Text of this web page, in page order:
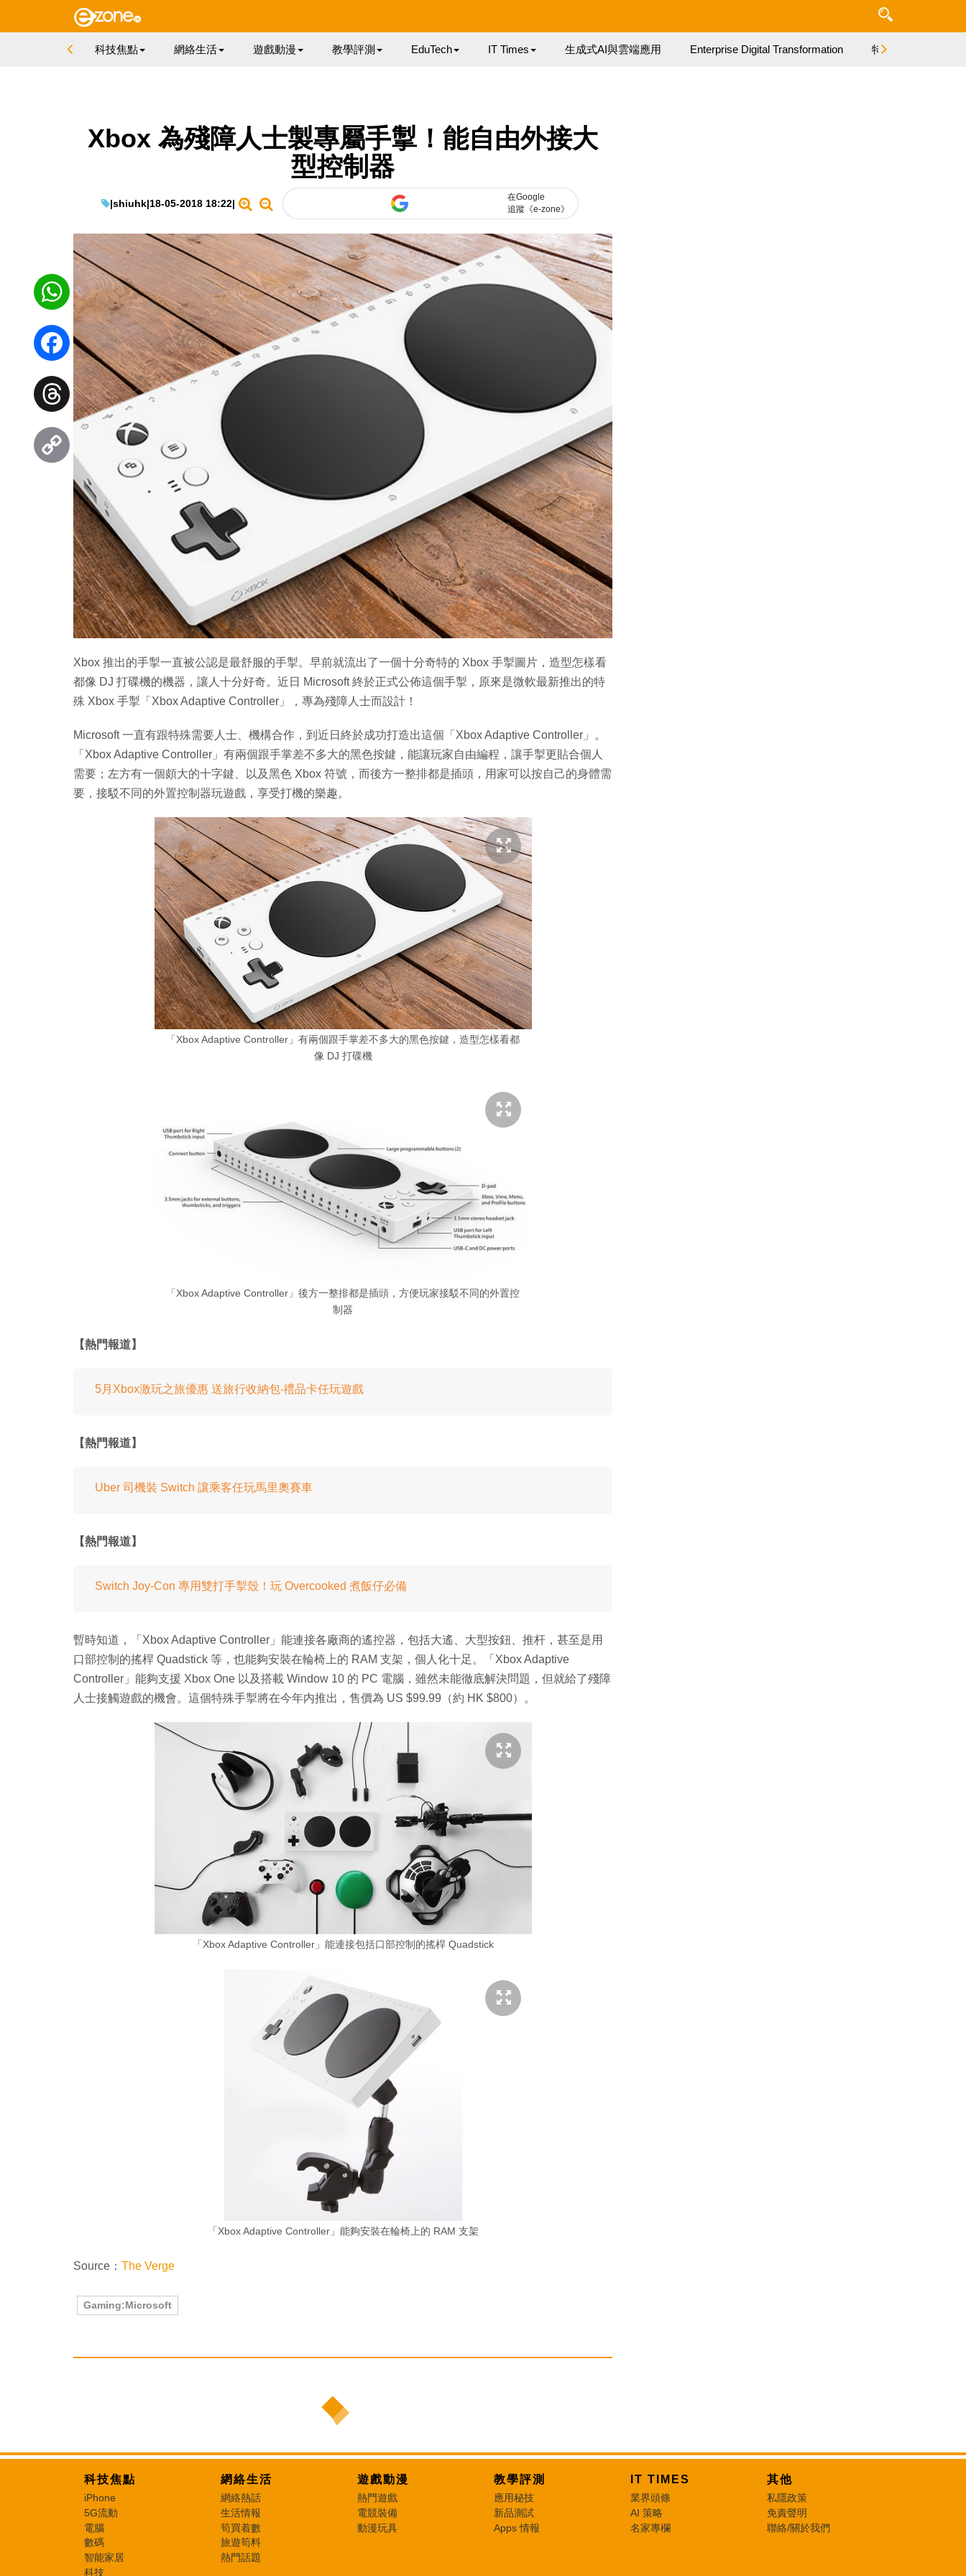
科技焦點 網絡生活 遊戲動漫 教學評測 EduTech IT Times 生成式AI與雲端應用 Enterprise Digital Transformation 特集
Xbox 為殘障人士製專屬手掣！能自由外接大
型控制器
|shiuhk|18-05-2018 18:22|
在Google
追蹤《e-zone》
Xbox 推出的手掣一直被公認是最舒服的手掣。早前就流出了一個十分奇特的 Xbox 手掣圖片，造型怎樣看
都像 DJ 打碟機的機器，讓人十分好奇。近日 Microsoft 終於正式公佈這個手掣，原來是微軟最新推出的特
殊 Xbox 手掣「Xbox Adaptive Controller」，專為殘障人士而設計！
Microsoft 一直有跟特殊需要人士、機構合作，到近日終於成功打造出這個「Xbox Adaptive Controller」。
「Xbox Adaptive Controller」有兩個跟手掌差不多大的黑色按鍵，能讓玩家自由編程，讓手掣更貼合個人
需要；左方有一個頗大的十字鍵、以及黑色 Xbox 符號，而後方一整排都是插頭，用家可以按自己的身體需
要，接駁不同的外置控制器玩遊戲，享受打機的樂趣。
「Xbox Adaptive Controller」有兩個跟手掌差不多大的黑色按鍵，造型怎樣看都
像 DJ 打碟機
「Xbox Adaptive Controller」後方一整排都是插頭，方便玩家接駁不同的外置控
制器
【熱門報道】
5月Xbox激玩之旅優惠 送旅行收納包‧禮品卡任玩遊戲
【熱門報道】
Uber 司機裝 Switch 讓乘客任玩馬里奧賽車
【熱門報道】
Switch Joy-Con 專用雙打手掣殼！玩 Overcooked 煮飯仔必備
暫時知道，「Xbox Adaptive Controller」能連接各廠商的遙控器，包括大遙、大型按鈕、推杆，甚至是用
口部控制的搖桿 Quadstick 等，也能夠安裝在輪椅上的 RAM 支架，個人化十足。「Xbox Adaptive
Controller」能夠支援 Xbox One 以及搭載 Window 10 的 PC 電腦，雖然未能徹底解決問題，但就給了殘障
人士接觸遊戲的機會。這個特殊手掣將在今年内推出，售價為 US $99.99（約 HK $800）。
「Xbox Adaptive Controller」能連接包括口部控制的搖桿 Quadstick
「Xbox Adaptive Controller」能夠安裝在輪椅上的 RAM 支架
Source： The Verge
Gaming:Microsoft
WhatsApp
Facebook
Threads
Copy
Link
科技焦點
iPhone
5G流動
電腦
數碼
智能家居
科技
網絡生活
網絡熱話
生活情報
筍買着數
旅遊筍料
熱門話題
遊戲動漫
熱門遊戲
電競裝備
動漫玩具
教學評測
應用秘技
新品測試
Apps 情報
IT TIMES
業界頭條
AI 策略
名家專欄
其他
私隱政策
免責聲明
聯絡/關於我們